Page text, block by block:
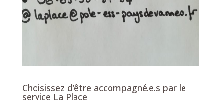
Choisissez d’être accompagné.e.s par le
service La Place